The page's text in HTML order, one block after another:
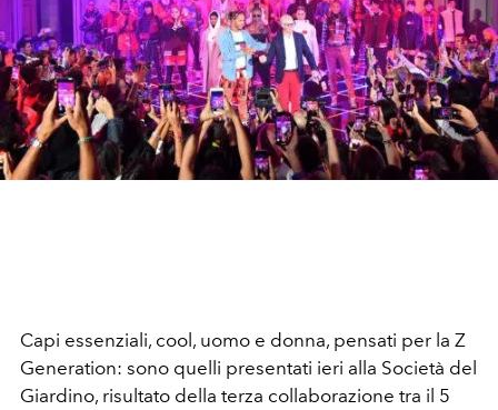
Capi essenziali, cool, uomo e donna, pensati per la Z
Generation: sono quelli presentati ieri alla Società del
Giardino, risultato della terza collaborazione tra il 5